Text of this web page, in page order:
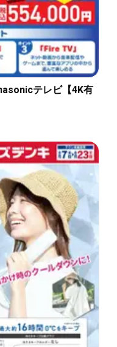
テレビ【4K有